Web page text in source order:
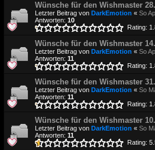
Wünsche für den Wishmaster
Letzter Beitrag von DarkEmotion « So
Antworten: 10
Rating:
Wünsche für den Wishmaster
Letzter Beitrag von DarkEmotion « So
Antworten: 11
Rating:
Wünsche für den Wishmaster
Letzter Beitrag von DarkEmotion « So
Antworten: 11
Rating:
Wünsche für den Wishmaster
Letzter Beitrag von DarkEmotion « So
Antworten: 11
Rating: